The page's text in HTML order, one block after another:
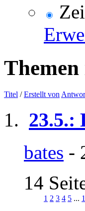
Titel /Erstellt von
23.5.:
bates -
14
1 2 3 4 5 ...